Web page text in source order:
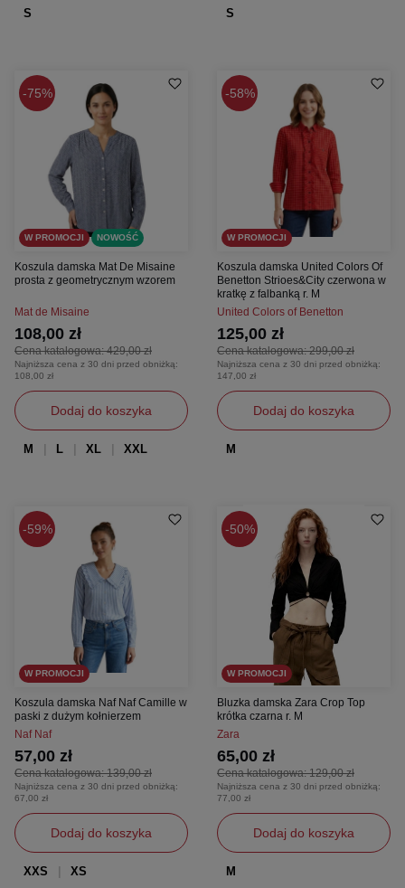
S S
75%
W PROMOCJI NOWOŚĆ
Koszula damska Mat De Misaine
prosta z geometrycznym wzorem
Mat de Misaine
Cena katalogowa:429,00 zł
108,00 zł
Najniższa cena z 30 dni przed obniżką:
108,00 zł
Dodaj do koszyka
M L XL XXL
58%
W PROMOCJI
Koszula damska United Colors Of
Benetton Strioes&City czerwona w
kratkę z falbanką r. M
United Colors of Benetton
Cena katalogowa:299,00 zł
125,00 zł
Najniższa cena z 30 dni przed obniżką:
147,00 zł
Dodaj do koszyka
M
59%
W PROMOCJI
Koszula damska Naf Naf Camille w
paski z dużym kołnierzem
Naf Naf
Cena katalogowa:139,00 zł
57,00 zł
Najniższa cena z 30 dni przed obniżką:
67,00 zł
Dodaj do koszyka
XXS XS
50%
W PROMOCJI
Bluzka damska Zara Crop Top
krótka czarna r. M
Zara
Cena katalogowa:129,00 zł
65,00 zł
Najniższa cena z 30 dni przed obniżką:
77,00 zł
Dodaj do koszyka
M